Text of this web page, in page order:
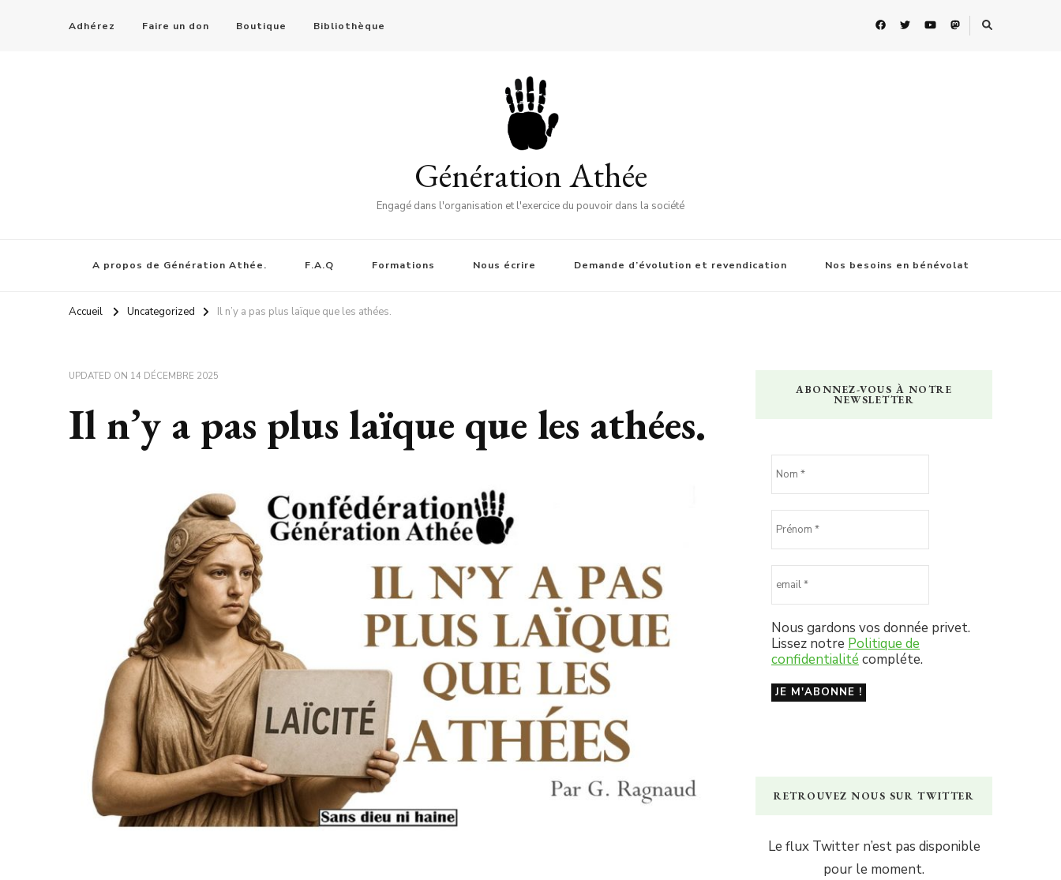
Adhérez Faire un don Boutique Bibliothèque
Génération Athée
Engagé dans l'organisation et l'exercice du pouvoir dans la société
A propos de Génération Athée. F.A.Q Formations Nous écrire Demande d’évolution et revendication Nos besoins en bénévolat
Accueil Uncategorized Il n’y a pas plus laïque que les athées.
UPDATED ON 14 DÉCEMBRE 2025
Il n’y a pas plus laïque que les athées.
ABONNEZ-VOUS À NOTRE
NEWSLETTER
Nous gardons vos donnée privet.
Lissez notre Politique de
confidentialité compléte.
RETROUVEZ NOUS SUR TWITTER
Le flux Twitter n’est pas disponible
pour le moment.